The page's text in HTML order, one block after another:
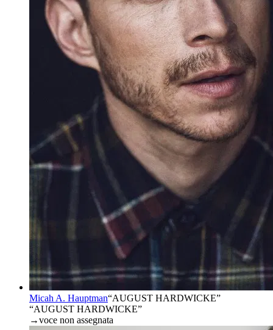
Micah A. Hauptman“AUGUST HARDWICKE”
“AUGUST HARDWICKE”
→voce non assegnata